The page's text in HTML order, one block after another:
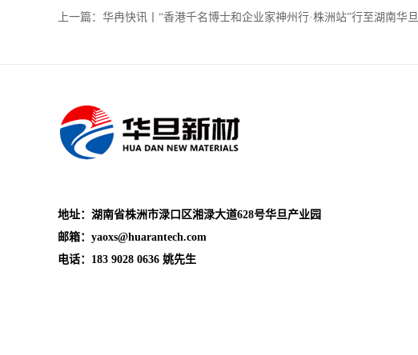
上一篇：华冉快讯丨“香港千名博士和企业家神州行·株洲站”行至湖南华
地址：湖南省株洲市渌口区湘渌大道628号华旦产业园
邮箱： yaoxs@huarantech.com
电话：183 9028 0636 姚先生